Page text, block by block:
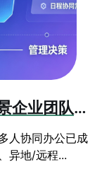
多人协同日程管理系统：全场景企业团队办公日程管控方案
人协同办公已成
异地/远程...